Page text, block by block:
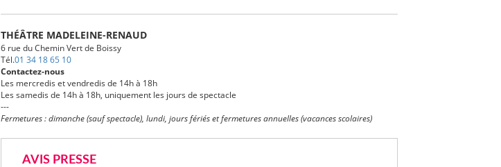
THÉÂTRE MADELEINE-RENAUD
6 rue du Chemin Vert de Boissy
Tél.01 34 18 65 10
Contactez-nous
Les mercredis et vendredis de 14h à 18h
Les samedis de 14h à 18h, uniquement les jours de spectacle
---
Fermetures : dimanche (sauf spectacle), lundi, jours fériés et fermetures annuelles (vacances scolaires)
AVIS PRESSE